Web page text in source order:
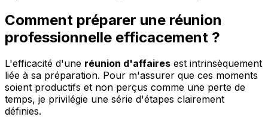
Comment préparer une réunion
professionnelle efficacement ?
L'efficacité d'une réunion d'affaires est intrinsèquement
liée à sa préparation. Pour m'assurer que ces moments
soient productifs et non perçus comme une perte de
temps, je privilégie une série d'étapes clairement
définies.